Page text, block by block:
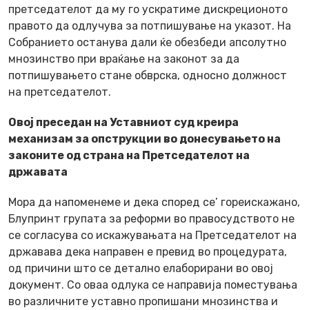
претседателот да му го ускратиме дискреционото
правото да одлучува за потпишување на указот. На
Собранието останува дали ќе обезбеди апсолутно
мнозинство при враќање на законот за да
потпишувањето стане обврска, односно должност
на претседателот.
Овој преседан на Уставниот суд креира
механизам за опструкции во донесувањето на
законите од страна на Претседателот на
државата
Мора да напоменеме и дека според се’ гореискажано,
Блупринт групата за реформи во правосудството не
се согласува со искажувањата на Претседателот на
државава дека направен е превид во процедурата,
од причини што се детално елаборирани во овој
документ. Со оваа одлука се направија поместувања
во различните уставно пропишани мнозинства и